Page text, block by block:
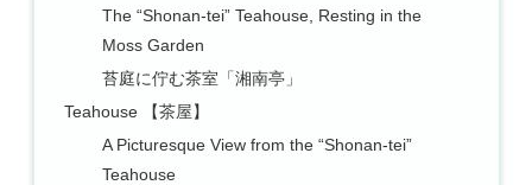
The “Shonan-tei” Teahouse, Resting in the
Moss Garden
苔庭に佇む茶室「湘南亭」
Teahouse 【茶屋】
A Picturesque View from the “Shonan-tei”
Teahouse